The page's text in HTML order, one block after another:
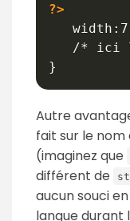
?>
/* ici
Autre
fait sur le
(imaginez que
différent de
aucun souci
langue durant